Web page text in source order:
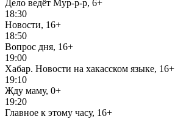
Дело ведёт Мур-р-р, 6+
18:30
Новости, 16+
18:50
Вопрос дня, 16+
19:00
Хабар. Новости на хакасском языке, 16+
19:10
Жду маму, 0+
19:20
Главное к этому часу, 16+